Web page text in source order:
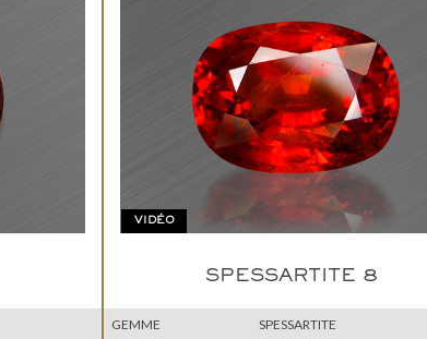
VIDÉO
SPESSARTITE 8
GEMME
SPESSARTITE